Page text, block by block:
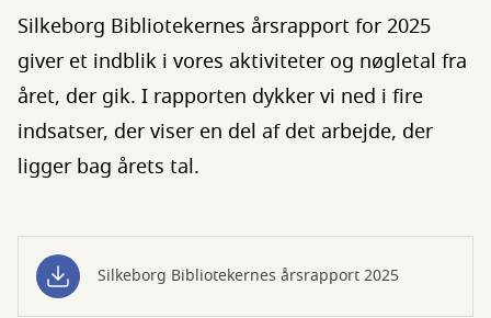
Silkeborg Bibliotekernes årsrapport for 2025
giver et indblik i vores aktiviteter og nøgletal fra
året, der gik. I rapporten dykker vi ned i fire
indsatser, der viser en del af det arbejde, der
ligger bag årets tal.
Silkeborg Bibliotekernes årsrapport 2025